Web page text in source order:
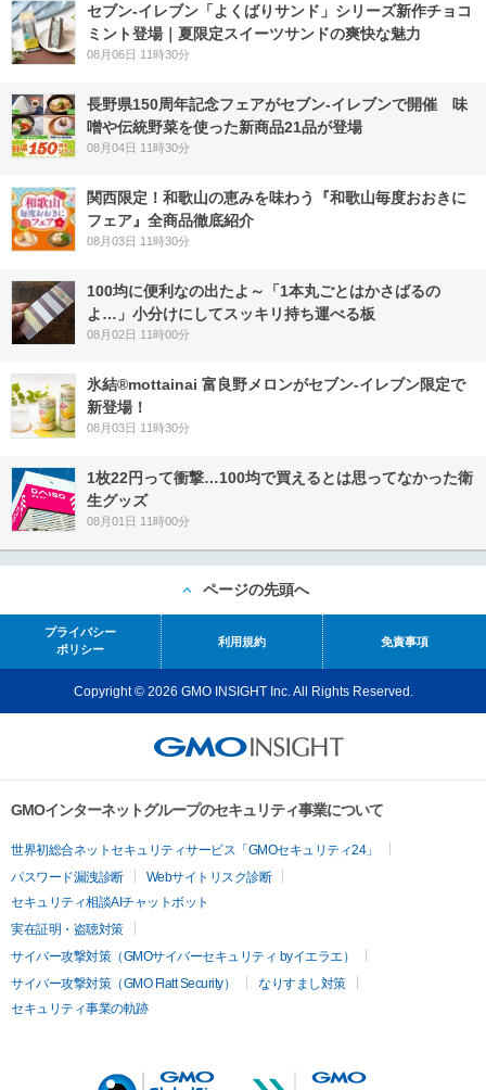
セブン‐イレブン「よくばりサンド」シリーズ新作チョコ
ミント登場｜夏限定スイーツサンドの爽快な魅力
08月06日 11時30分
長野県150周年記念フェアがセブン-イレブンで開催 味
噌や伝統野菜を使った新商品21品が登場
08月04日 11時30分
関西限定！和歌山の恵みを味わう『和歌山毎度おおきに
フェア』全商品徹底紹介
08月03日 11時30分
100均に便利なの出たよ～「1本丸ごとはかさばるの
よ…」小分けにしてスッキリ持ち運べる板
08月02日 11時00分
氷結®mottainai 富良野メロンがセブン‐イレブン限定で
新登場！
08月03日 11時30分
1枚22円って衝撃…100均で買えるとは思ってなかった衛
生グッズ
08月01日 11時00分
ページの先頭へ
プライバシー
ポリシー
利用規約 免責事項
Copyright © 2026 GMO INSIGHT Inc. All Rights Reserved.
GMOインターネットグループのセキュリティ事業について
世界初総合ネットセキュリティサービス「GMOセキュリティ24」
パスワード漏洩診断
Webサイトリスク診断
セキュリティ相談AIチャットボット
実在証明・盗聴対策
サイバー攻撃対策（GMOサイバーセキュリティ byイエラエ）
サイバー攻撃対策（GMO Flatt Security）
なりすまし対策
セキュリティ事業の軌跡